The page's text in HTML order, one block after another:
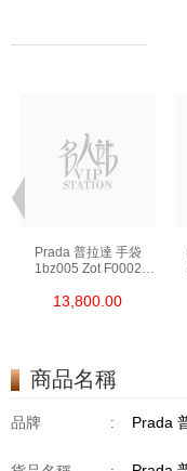
Prada 普拉達 手袋
1bz005 Zot F0002
13,800.00
商品名稱
品牌 : Prada